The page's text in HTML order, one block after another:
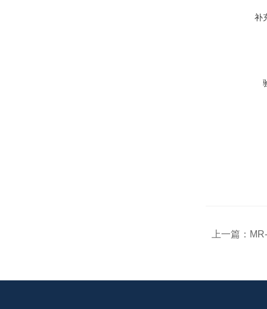
补
上一篇：